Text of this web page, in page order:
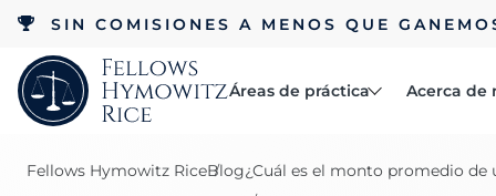
SIN COMISIONES A MENOS QUE
Áreas de práctica Acerca de
Reseñas
Fellows Hymowitz RiceBlog¿Cuál es el monto promedio